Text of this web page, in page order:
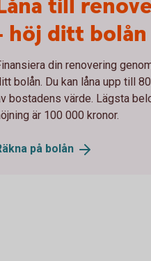
till
höj ditt bolån
din renovering
bolån. Du kan låna upp till
bostadens värde. Lägsta
är 100 000 kronor.
på bolån